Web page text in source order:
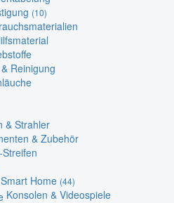
(10)
Reinigung
& Strahler
& Zubehör
Streifen
Home (44)
Konsolen & Videospiele